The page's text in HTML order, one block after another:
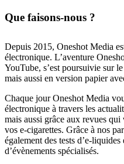
Que faisons-nous ?
Depuis 2015, Oneshot Media
électronique. L’aventure
YouTube, s’est poursuivie sur
mais aussi en version papier
Chaque jour Oneshot Media
électronique à travers les
mais aussi grâce aux revues
vos e-cigarettes. Grâce à nos
également des tests d’e-
d’évènements spécialisés.